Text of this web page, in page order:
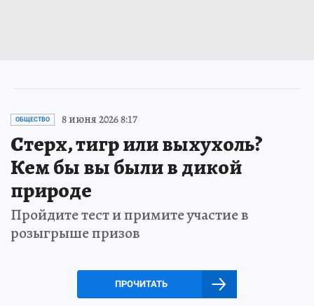
ОБЩЕСТВО 8 июня 2026 8:17
Стерх, тигр или выхухоль?
Кем бы вы были в дикой
природе
Пройдите тест и примите участие в
розыгрыше призов
ПРОЧИТАТЬ